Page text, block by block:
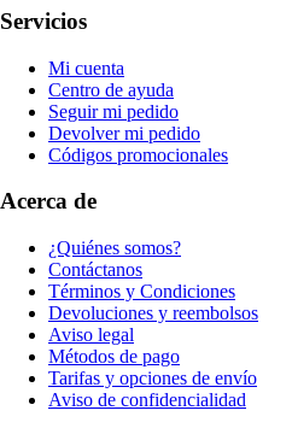
Servicios
Mi cuenta
Centro de ayuda
Seguir mi pedido
Devolver mi pedido
Códigos promocionales
Acerca de
¿Quiénes somos?
Contáctanos
Términos y Condiciones
Devoluciones y reembolsos
Aviso legal
Métodos de pago
Tarifas y opciones de envío
Aviso de confidencialidad